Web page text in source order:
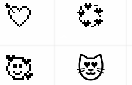
💘 💞
🥰 😻